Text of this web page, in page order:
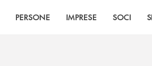
PERSONE IMPRESE SOCI